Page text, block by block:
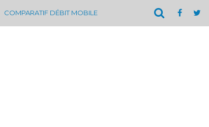
COMPARATIF DÉBIT MOBILE